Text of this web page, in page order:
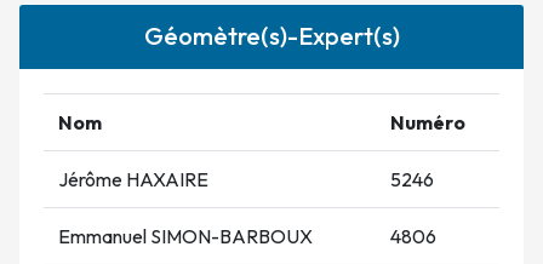
Géomètre(s)-Expert(s)
Nom Numéro
Jérôme HAXAIRE 5246
Emmanuel SIMON-BARBOUX 4806